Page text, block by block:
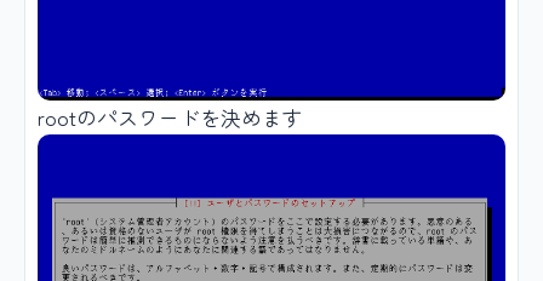
rootのパスワードを決めます